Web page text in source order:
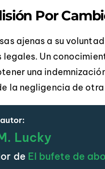
Por
ajenas a su voluntad
Un
una
la negligencia de
Lucky
de El bufete de